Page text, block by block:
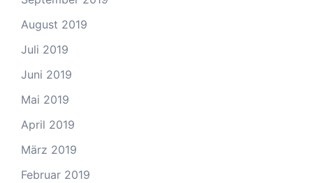
August 2019
Juli 2019
Juni 2019
Mai 2019
April 2019
März 2019
Februar 2019